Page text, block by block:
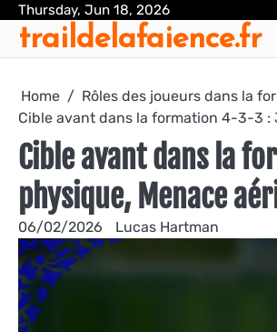
Skip
content
Thursday, Jun 18, 2026
traildelafaience.fr
Home
Rôles des joueurs dans la
Cible avant dans la formation 4-3-3 :
Cible avant dans la
physique, Menace
06/02/2026 Lucas Hartman